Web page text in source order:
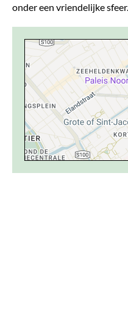
onder een vriendelijke sfeer.